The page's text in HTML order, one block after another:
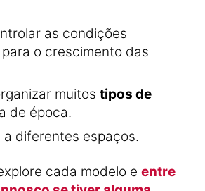
as condições
o crescimento das
muitos tipos de
de época.
diferentes espaços.
cada modelo e entre